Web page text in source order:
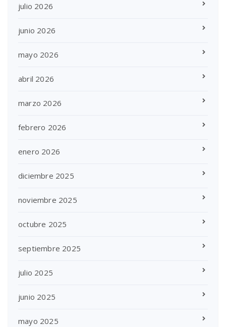
julio 2026
junio 2026
mayo 2026
abril 2026
marzo 2026
febrero 2026
enero 2026
diciembre 2025
noviembre 2025
octubre 2025
septiembre 2025
julio 2025
junio 2025
mayo 2025